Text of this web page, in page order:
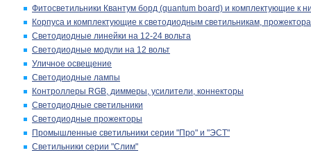
Фитосветильники Квантум борд (quantum board) и комплектующие к
Корпуса и комплектующие к светодиодным светильникам,
Светодиодные линейки на 12-24 вольта
Светодиодные модули на 12 вольт
Уличное освещение
Светодиодные лампы
Контроллеры RGB, диммеры, усилители, коннекторы
Светодиодные светильники
Светодиодные прожекторы
Промышленные светильники серии "Про" и "ЭСТ"
Светильники серии "Слим"